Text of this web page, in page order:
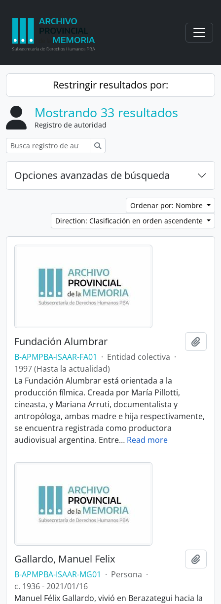
Restringir resultados por:
Mostrando 33 resultados
Registro de autoridad
Opciones avanzadas de búsqueda
Ordenar por: Nombre
Direction: Clasificación en orden ascendente
Fundación Alumbrar
B-APMPBA-ISAAR-FA01 · Entidad colectiva ·
1997 (Hasta la actualidad)
La Fundación Alumbrar está orientada a la
producción fílmica. Creada por María Pillotti,
cineasta, y Mariana Arruti, documentalista y
antropóloga, ambas madre e hija respectivamente,
se encuentra registrada como productora
audiovisual argentina. Entre… Read more
Gallardo, Manuel Felix
B-APMPBA-ISAAR-MG01 · Persona ·
c. 1936 - 2021/01/16
Manuel Félix Gallardo, vivió en Berazategui hacia la